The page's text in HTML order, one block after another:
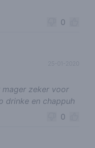
0
mager zeker voor
drinke en chappuh
0